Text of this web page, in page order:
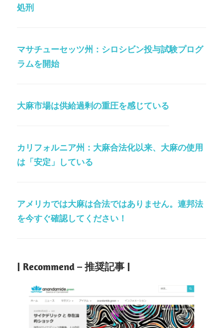
処刑
マサチューセッツ州：シロシビン投与試験プログ
ラムを開始
大麻市場は供給過剰の重圧を感じている
カリフォルニア州：大麻合法化以来、大麻の使用
は「安定」している
アメリカでは大麻は合法ではありません。連邦法
を今すぐ確認してください！
| Recommend – 推奨記事 |